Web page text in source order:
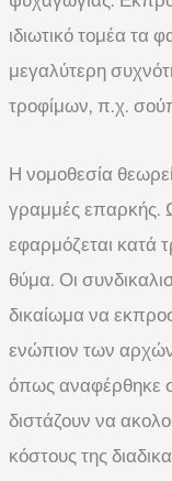
ιδιωτικό τομέα τα
μεγαλύτερη
τροφίμων, π.χ.
Η νομοθεσία
γραμμές επαρκής.
εφαρμόζεται κατά
θύμα. Οι
δικαίωμα να
ενώπιον των
όπως αναφέρθηκε
διστάζουν να
κόστους της